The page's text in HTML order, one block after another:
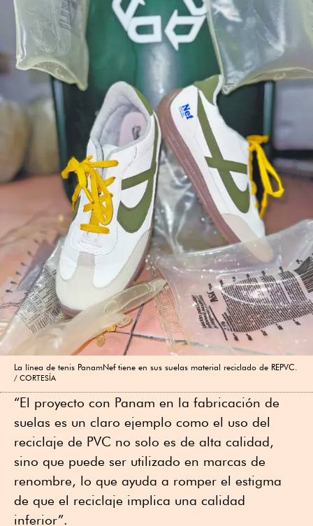
La línea de tenis PanamNef tiene en sus suelas material reciclado de REPVC.
CORTESÍA
“El proyecto con Panam en la fabricación de
suelas es un claro ejemplo como el uso del
reciclaje de PVC no solo es de alta calidad,
sino que puede ser utilizado en marcas de
renombre, lo que ayuda a romper el estigma
de que el reciclaje implica una calidad
inferior”.